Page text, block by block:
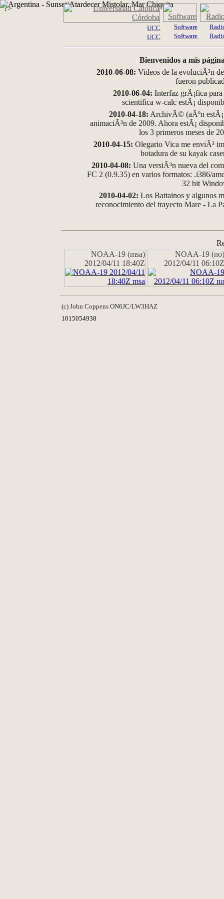
?>
UCC
UCC
Software
Software
Bienvenidos a mis
2010-06-08: Videos de la evoluciÃ³n
fueron
2010-06-04: Interfaz grÃ¡fica
scientifica w-calc estÃ¡
2010-04-18: ArchivÃ© (aÃºn
animaciÃ³n de 2009. Ahora estÃ¡
los 3 primeros meses de
2010-04-15: Olegario Vica me enviÃ³
botadura de su kayak
2010-04-08: Una versiÃ³n nueva del
FC 2 (0.9.35) en varios formatos: .i386/
32 bit
2010-04-02: Los Battainos y algunos
reconocimiento del trayecto Mare - La
NOAA-19 (msa)
2012/04/11 18:40Z
NOAA-19 (no)
2012/04/11 06:10Z
(c) John Coppens ON6JC/LW3HAZ
1015054938